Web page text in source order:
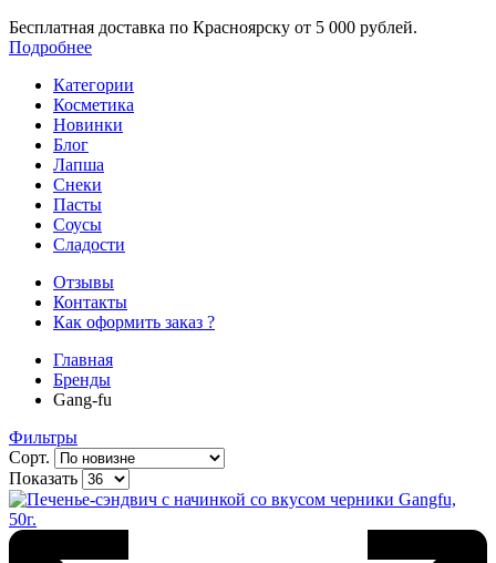
Бесплатная доставка по Красноярску от 5 000 рублей.
Подробнее
Категории
Косметика
Новинки
Блог
Лапша
Снеки
Пасты
Соусы
Сладости
Отзывы
Контакты
Как оформить заказ ?
Главная
Бренды
Gang-fu
Фильтры
Сорт.
Показать